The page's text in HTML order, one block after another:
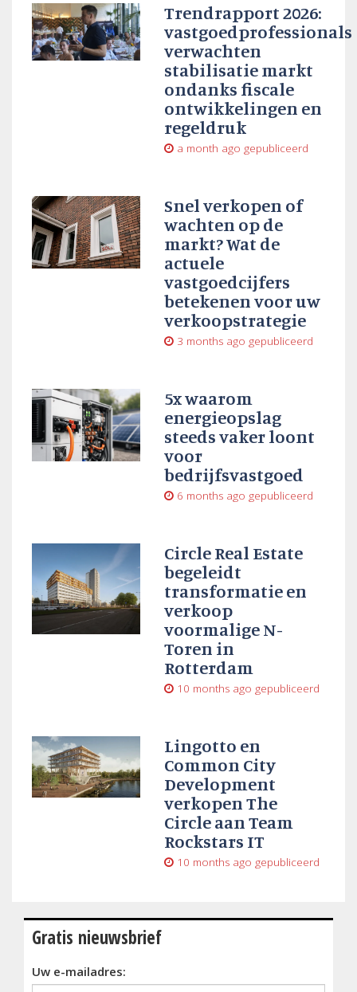
Trendrapport 2026:
vastgoedprofessionals
verwachten
stabilisatie markt
ondanks fiscale
ontwikkelingen en
regeldruk
a month ago gepubliceerd
Snel verkopen of
wachten op de
markt? Wat de
actuele
vastgoedcijfers
betekenen voor uw
verkoopstrategie
3 months ago gepubliceerd
5x waarom
energieopslag
steeds vaker loont
voor
bedrijfsvastgoed
6 months ago gepubliceerd
Circle Real Estate
begeleidt
transformatie en
verkoop
voormalige N-
Toren in
Rotterdam
10 months ago gepubliceerd
Lingotto en
Common City
Development
verkopen The
Circle aan Team
Rockstars IT
10 months ago gepubliceerd
Gratis nieuwsbrief
Uw e-mailadres: